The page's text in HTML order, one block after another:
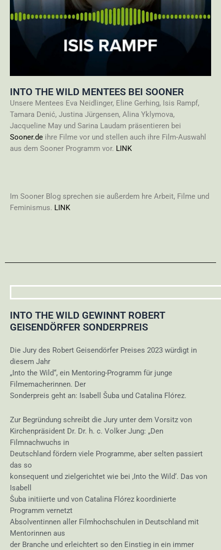
INTO THE WILD MENTEES BEI SOONER
Unsere Mentees Eva Neidlinger, Eline Gerhing, Isis Rampf,
Tamara Denić, Justina Jürgensen, Alina Yklymova,
Jacqueline May und Sarina Laudam präsentieren bei
Sooner.de ihre Filme vor und stellen auch ihre Film-Auswahl
aus dem Sooner Programm vor. LINK
Im Sooner Blog sprechen sie außerdem hre Arbeit, Filme und
Feminismus. LINK
INTO THE WILD GEWINNT ROBERT
GEISENDÖRFER SONDERPREIS
Die Jury des Robert Geisendörfer Preises 2023 würdigt in
diesem Jahr
„Into the Wild“, ein Mentoring-Programm für junge
Filmemacherinnen. Der
Sonderpreis geht an: Isabell Šuba und Catalina Flórez.
Zur Begründung schreibt die Jury unter dem Vorsitz von
Kirchenpräsident Dr. Dr. h. c. Volker Jung: „Den
Filmnachwuchs in
Deutschland fördern viele Programme, aber selten passiert
das so
konsequent und zielgerichtet wie bei ,Into the Wild‘. Das von
Isabell
Šuba initiierte und von Catalina Flórez koordinierte
Programm vernetzt
Absolventinnen aller Filmhochschulen in Deutschland mit
Mentorinnen aus
der Branche und erleichtert so den Einstieg in ein immer